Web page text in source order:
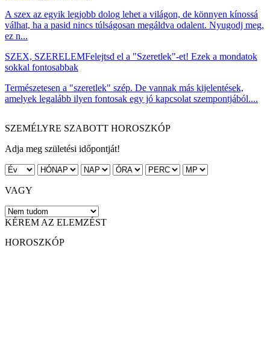
A szex az egyik legjobb dolog lehet a világon, de könnyen kínossá
válhat, ha a pasid nincs túlságosan megáldva odalent. Nyugodj meg,
ez n...
SZEX, SZERELEMFelejtsd el a "Szeretlek"-et! Ezek a mondatok
sokkal fontosabbak
Természetesen a "szeretlek" szép. De vannak más kijelentések,
amelyek legalább ilyen fontosak egy jó kapcsolat szempontjából....
SZEMÉLYRE SZABOTT HOROSZKÓP
Adja meg születési időpontját!
VAGY
KÉREM AZ ELEMZÉST
HOROSZKÓP